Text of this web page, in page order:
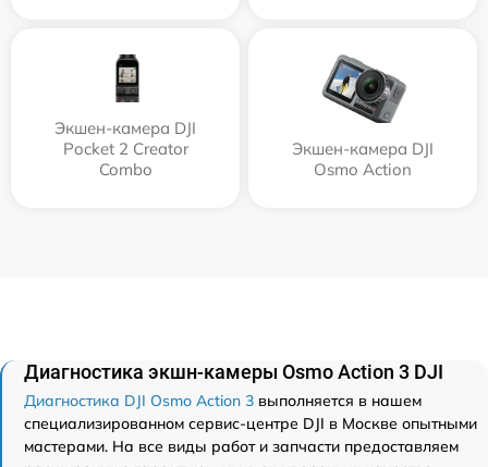
Экшен-камера DJI
Pocket 2 Creator
Combo
Экшен-камера DJI
Osmo Action
Диагностика экшн-камеры Osmo Action 3 DJI
Диагностика DJI Osmo Action 3 выполняется в нашем
специализированном сервис-центре DJI в Москве опытными
мастерами. На все виды работ и запчасти предоставляем